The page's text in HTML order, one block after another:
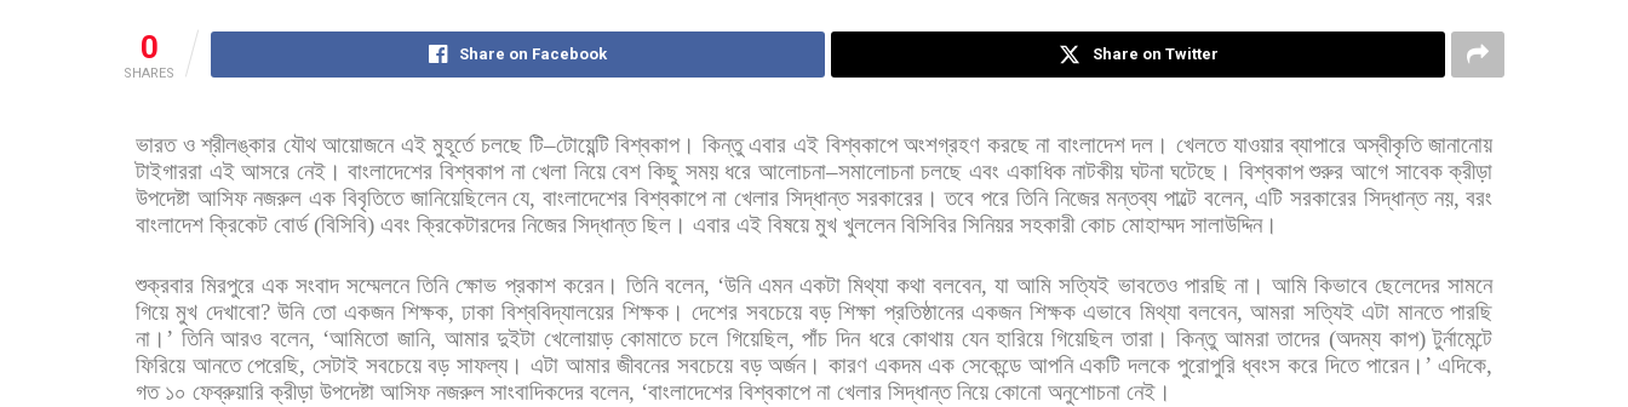
0
SHARES
Share on Facebook Share on Twitter
ভারত ও শ্রীলঙ্কার যৌথ আয়োজনে এই মুহূর্তে চলছে টি–টোয়েন্টি বিশ্বকাপ। কিন্তু এবার এই বিশ্বকাপে অংশগ্রহণ করছে না বাংলাদেশ দল। খেলতে যাওয়ার ব্যাপারে অস্বীকৃতি জানানোয়
টাইগাররা এই আসরে নেই। বাংলাদেশের বিশ্বকাপ না খেলা নিয়ে বেশ কিছু সময় ধরে আলোচনা–সমালোচনা চলছে এবং একাধিক নাটকীয় ঘটনা ঘটেছে। বিশ্বকাপ শুরুর আগে সাবেক ক্রীড়া
উপদেষ্টা আসিফ নজরুল এক বিবৃতিতে জানিয়েছিলেন যে,বাংলাদেশের বিশ্বকাপে না খেলার সিদ্ধান্ত সরকারের। তবে পরে তিনি নিজের মন্তব্য পাল্টে বলেন,এটি সরকারের সিদ্ধান্ত নয়,বরং
বাংলাদেশ ক্রিকেট বোর্ড (বিসিবি) এবং ক্রিকেটারদের নিজের সিদ্ধান্ত ছিল। এবার এই বিষয়ে মুখ খুললেন বিসিবির সিনিয়র সহকারী কোচ মোহাম্মদ সালাউদ্দিন।
শুক্রবার মিরপুরে এক সংবাদ সম্মেলনে তিনি ক্ষোভ প্রকাশ করেন। তিনি বলেন, ‘উনি এমন একটা মিথ্যা কথা বলবেন,যা আমি সত্যিই ভাবতেও পারছি না। আমি কিভাবে ছেলেদের সামনে
গিয়ে মুখ দেখাবো?উনি তো একজন শিক্ষক, ঢাকা বিশ্ববিদ্যালয়ের শিক্ষক। দেশের সবচেয়ে বড় শিক্ষা প্রতিষ্ঠানের একজন শিক্ষক এভাবে মিথ্যা বলবেন,আমরা সত্যিই এটা মানতে পারছি
না। ’ তিনি আরও বলেন, ‘আমিতো জানি, আমার দুইটা খেলোয়াড় কোমাতে চলে গিয়েছিল,পাঁচ দিন ধরে কোথায় যেন হারিয়ে গিয়েছিল তারা। কিন্তু আমরা তাদের (অদম্য কাপ)টুর্নামেন্টে
ফিরিয়ে আনতে পেরেছি,সেটাই সবচেয়ে বড় সাফল্য। এটা আমার জীবনের সবচেয়ে বড় অর্জন। কারণ একদম এক সেকেন্ডে আপনি একটি দলকে পুরোপুরি ধ্বংস করে দিতে পারেন। ’এদিকে,
গত ১০ ফেব্রুয়ারি ক্রীড়া উপদেষ্টা আসিফ নজরুল সাংবাদিকদের বলেন, ‘বাংলাদেশের বিশ্বকাপে না খেলার সিদ্ধান্ত নিয়ে কোনো অনুশোচনা নেই।